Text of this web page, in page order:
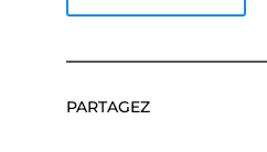
PARTAGEZ